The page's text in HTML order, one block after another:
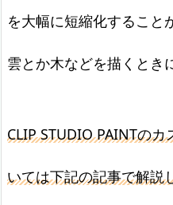
を大幅に短縮化すること
雲とか木などを描くとき
CLIP STUDIO PAINTの
いては下記の記事で解説